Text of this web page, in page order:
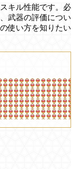
キル性能です。必
武器の評価につい
使い方を知りたい